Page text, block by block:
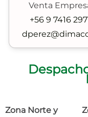
Venta
+56 9 7416
Zona Norte y